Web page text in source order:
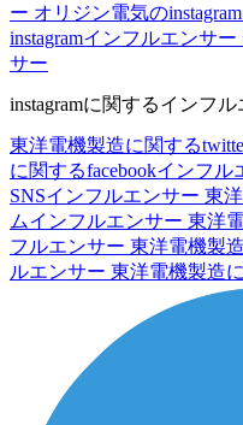
ー オリジン電気の
instagramインフルエンサー
サー
instagramに関するインフ
東洋電機製造に関する
に関するfacebookインフル
SNSインフルエンサー 東
ムインフルエンサー 東洋
フルエンサー 東洋電機製
ルエンサー 東洋電機製造